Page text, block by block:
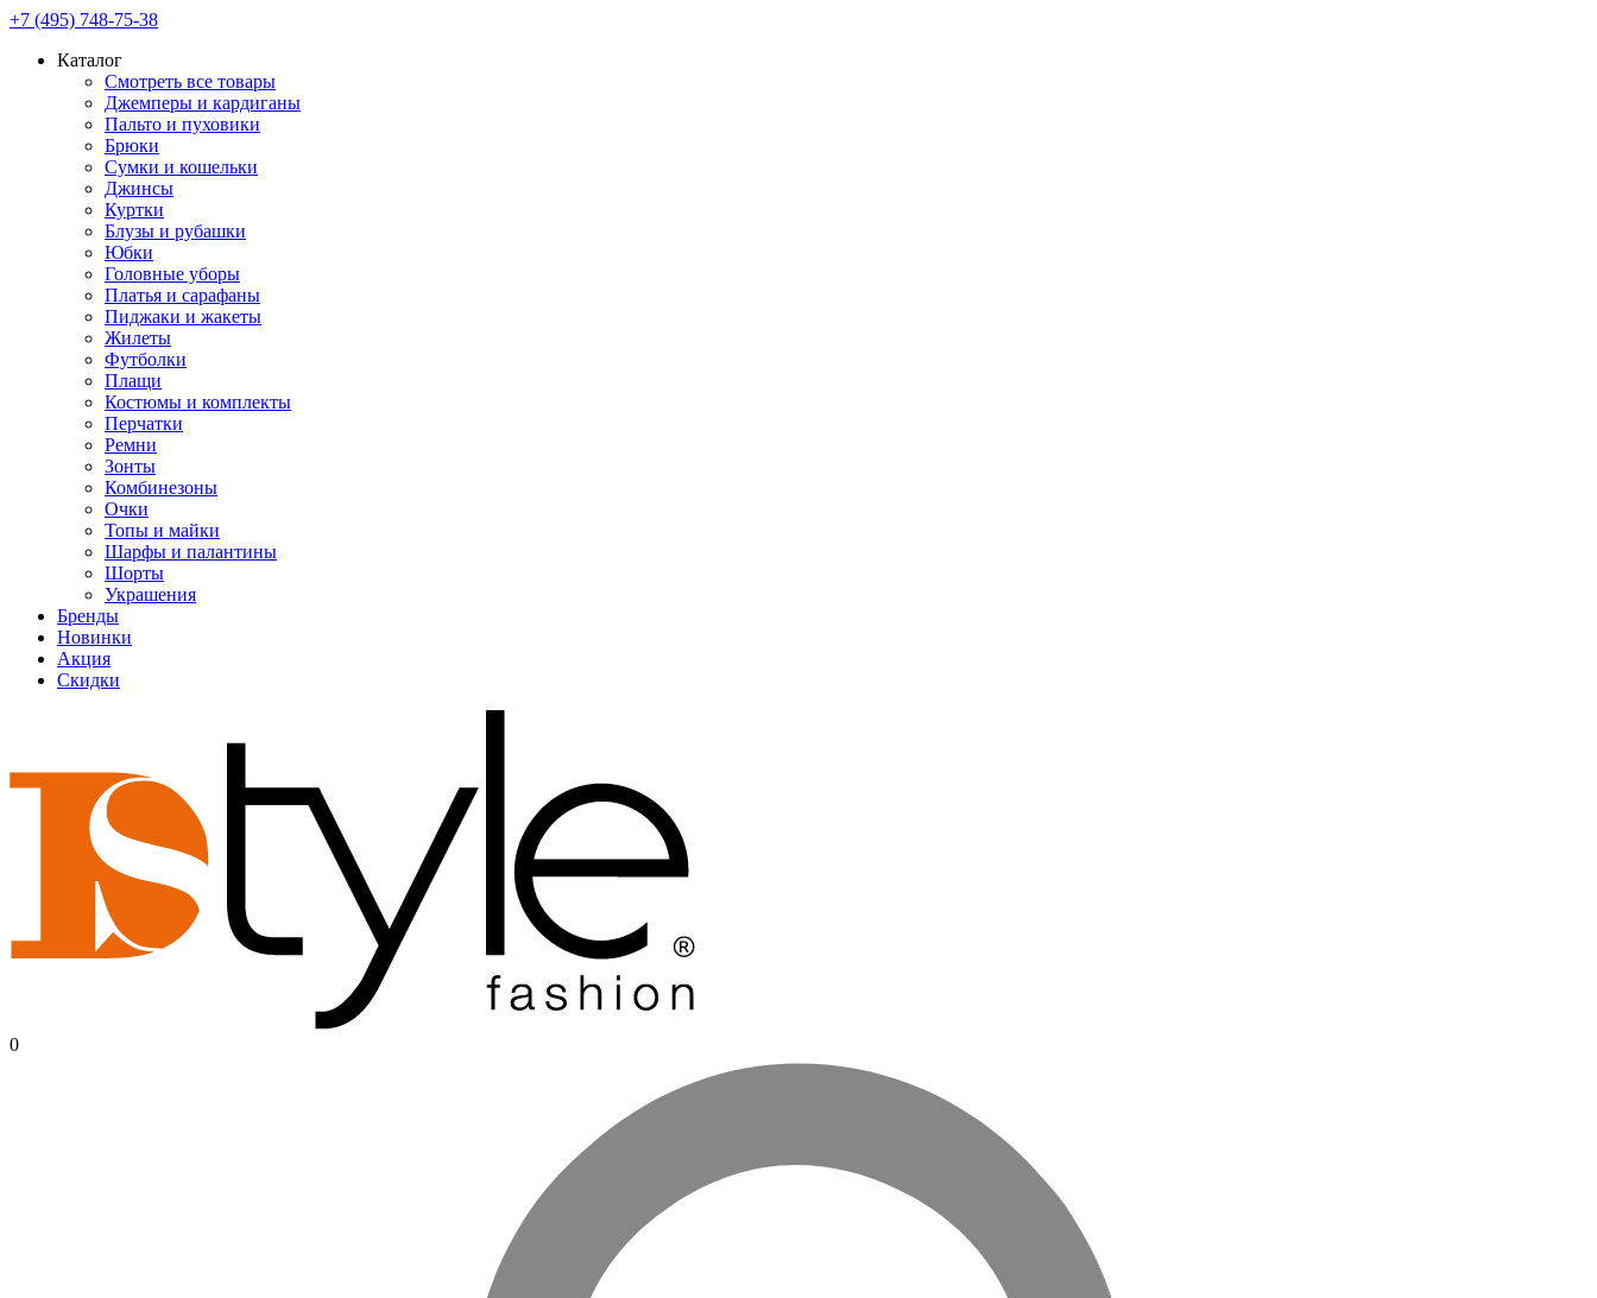
+7 (495) 748-75-38
Каталог
Смотреть все товары
Джемперы и кардиганы
Пальто и пуховики
Брюки
Сумки и кошельки
Джинсы
Куртки
Блузы и рубашки
Юбки
Головные уборы
Платья и сарафаны
Пиджаки и жакеты
Жилеты
Футболки
Плащи
Костюмы и комплекты
Перчатки
Ремни
Зонты
Комбинезоны
Очки
Топы и майки
Шарфы и палантины
Шорты
Украшения
Бренды
Новинки
Акция
Скидки
0